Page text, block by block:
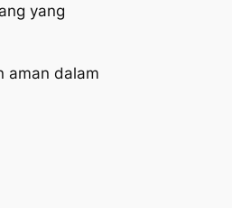
yang
aman dalam